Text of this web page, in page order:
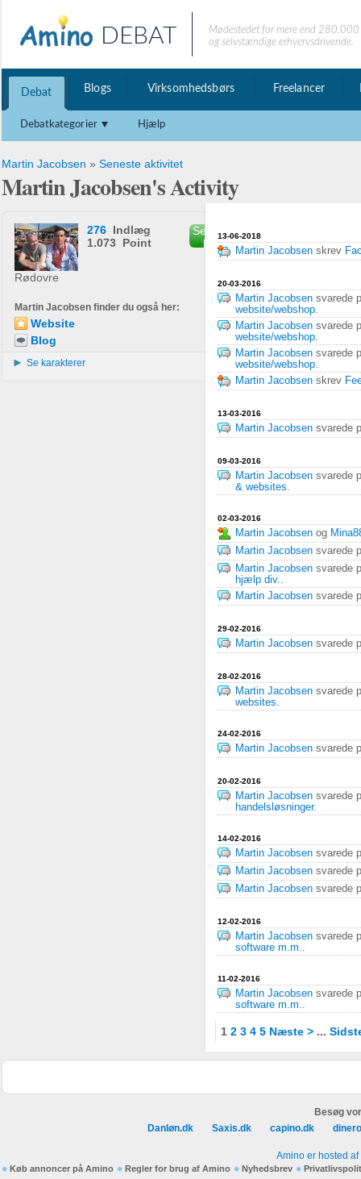
DEBAT
Mødestedet for mere end
og selvstændige erhvervsdrivende.
Debat Blogs Virksomhedsbørs Freelancer
Debatkategorier Hjælp
Martin Jacobsen » Seneste aktivitet
Martin Jacobsen's Activity
Rødovre
276 Indlæg
1.073 Point
Send privat
besked
Martin Jacobsen finder du også her:
Website
Blog
Se karakterer
13-06-2018
Martin Jacobsen skrev
20-03-2016
Martin Jacobsen svarede
website/webshop.
Martin Jacobsen svarede
website/webshop.
Martin Jacobsen svarede
website/webshop.
Martin Jacobsen skrev
13-03-2016
Martin Jacobsen svarede
09-03-2016
Martin Jacobsen svarede
& websites.
02-03-2016
Martin Jacobsen og
Martin Jacobsen svarede
Martin Jacobsen svarede
hjælp div..
Martin Jacobsen svarede
29-02-2016
Martin Jacobsen svarede
28-02-2016
Martin Jacobsen svarede
websites.
24-02-2016
Martin Jacobsen svarede
20-02-2016
Martin Jacobsen svarede
handelsløsninger.
14-02-2016
Martin Jacobsen svarede
Martin Jacobsen svarede
Martin Jacobsen svarede
12-02-2016
Martin Jacobsen svarede
software m.m..
11-02-2016
Martin Jacobsen svarede
software m.m..
1 2 3 4 5 Næste > ...
Besøg
Danløn.dk
Saxis.dk capino.dk
Amino er hosted af
Køb annoncer på Amino Regler for brug af Amino Nyhedsbrev